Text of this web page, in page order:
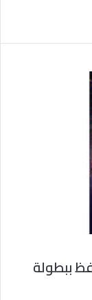
ببطولة